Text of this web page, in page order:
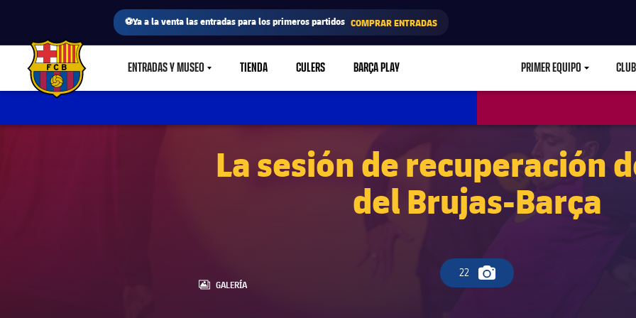
⚽Ya a la venta las entradas para los primeros partidos COMPRAR ENTRADAS
FC Barcelona club badge ENTRADAS Y MUSEOLABEL.SHARE.CARETDOWN
TIENDA CULERS BARÇA PLAY PRIMER EQUIPO CLUB
La sesión de recuperación
del Brujas-Barça
22
Icono de cámara
LABEL.ARIA.GALLERY
GALERÍA